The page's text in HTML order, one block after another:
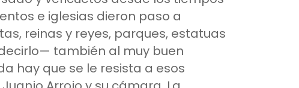
e iglesias dieron paso a
reinas y reyes, parques, estatuas
también al muy buen
hay que se le resista a esos